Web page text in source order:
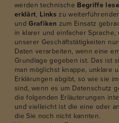
werden technische Begriffe
erklärt, Links zu
undGrafiken zum Einsatz
in klarer und einfacher Sprache,
unserer Geschäftstätigkeiten
Daten verarbeiten, wenn eine
Grundlage gegeben ist. Das ist
man möglichst knappe, unklare
Erklärungen abgibt, so wie sie
sind, wenn es um Datenschutz
die folgenden Erläuterungen
und vielleicht ist die eine oder
die Sie noch nicht kannten.